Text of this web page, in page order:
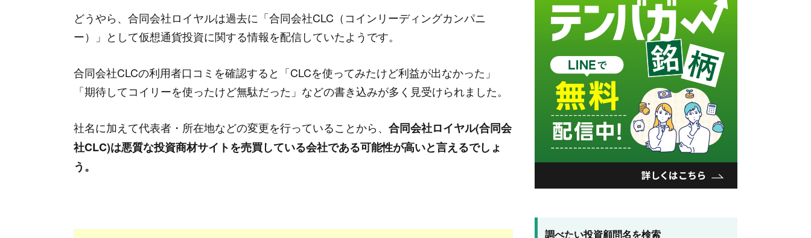
★★☆☆☆
“掲示板を見て驚きました。AIスクリーニングが潰れたんですね！トレーダーズウェブ
の注目銘柄を丸パクリしているとの噂があったので、いつかはと思っていましたが早
かったですね。
- 鈴木
AIスクリーニングの口コミから発覚した最新情報のまとめ記事
★★☆☆☆
“5ちゃんでショボいと叩かれていたサイトは次々に閉鎖していきますね。AIスクリー
どうやら、合同会社ロイヤルは過去に「合同会社CLC（コインリーディングカンパニ
ー）」として仮想通貨投資に関する情報を配信していたようです。
合同会社CLCの利用者口コミを確認すると「CLCを使ってみたけど利益が出なかった」
「期待してコイリーを使ったけど無駄だった」などの書き込みが多く見受けられました。
社名に加えて代表者・所在地などの変更を行っていることから、 合同会社ロイヤル(合同会
社CLC)は悪質な投資商材サイトを売買している会社である可能性が高いと言えるでしょ
う。
調べたい投資顧問名を検索